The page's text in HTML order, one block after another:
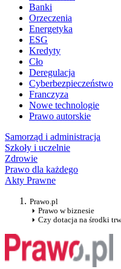
Banki
Orzeczenia
Energetyka
ESG
Kredyty
Cło
Deregulacja
Cyberbezpieczeństwo
Franczyza
Nowe technologie
Prawo autorskie
Samorząd i administracja
Szkoły i uczelnie
Zdrowie
Prawo dla każdego
Akty Prawne
Prawo.pl
Prawo w biznesie
Czy dotacja na środki